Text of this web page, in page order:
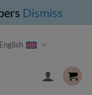
Dismiss
English